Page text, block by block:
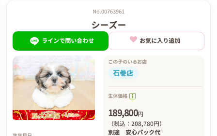
No.00763961
シーズー
ラインで問い合わせ お気に入り追加
この子のいるお店
石巻店
生体価格
189,800円
（税込：208,780円）
別途 安心パック代